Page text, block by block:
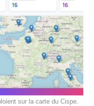
sur la carte du Cispe.